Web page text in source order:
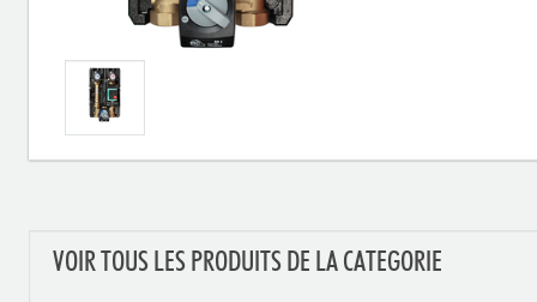
VOIR TOUS LES PRODUITS DE LA CATEGORIE